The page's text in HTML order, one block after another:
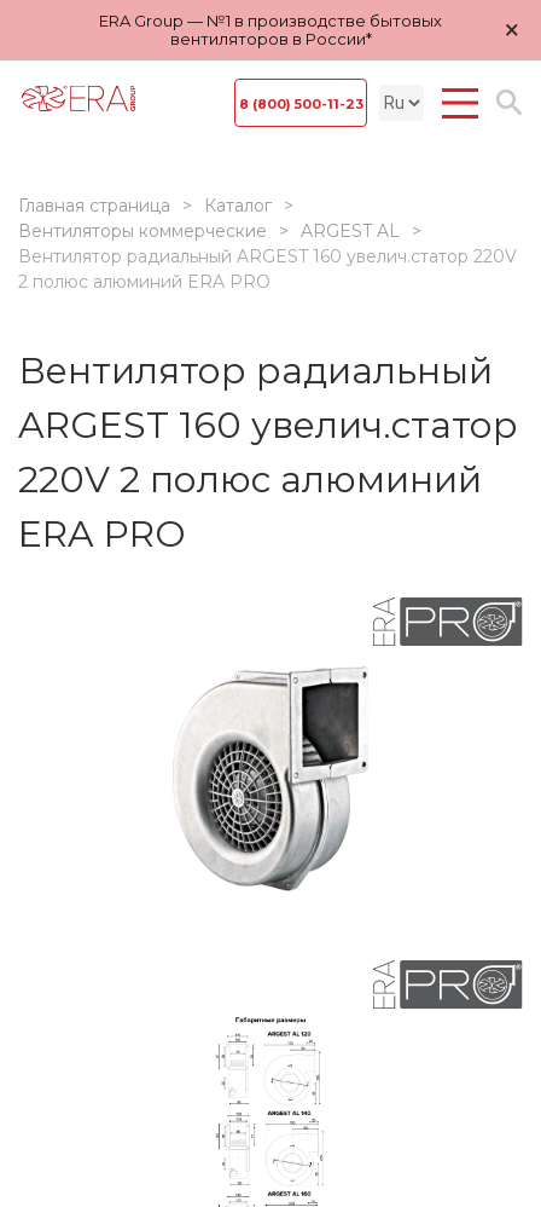
ERA Group — №1 в производстве бытовых
вентиляторов в России*
×
8 (800) 500-11-23
Главная страница
Каталог
Вентиляторы коммерческие
ARGEST AL
Вентилятор радиальный ARGEST 160 увелич.статор 220V
2 полюс алюминий ERA PRO
Вентилятор радиальный
ARGEST 160 увелич.статор
220V 2 полюс алюминий
ERA PRO